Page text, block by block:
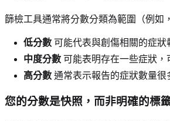
篩檢工具通常將分數分類為範圍（例如
低分數 可能代表與創傷相關的症狀
中度分數 可能表明存在一些症狀，
高分數 通常表示報告的症狀數量
您的分數是快照，而非明確的標